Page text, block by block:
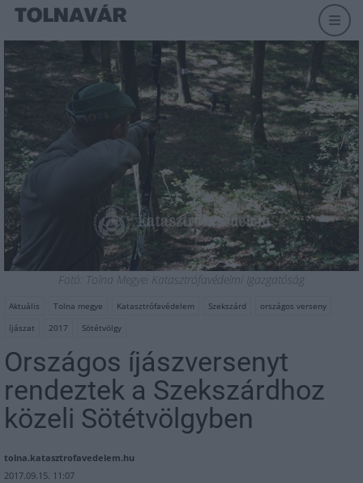
Fotó: Tolna Megyei Katasztrófavédelmi Igazgatóság
Aktuális Tolna megye Katasztrófavédelem Szekszárd
országos verseny
íjászat
2017 Sötétvölgy
Országos íjászversenyt
rendeztek a Szekszárdhoz
közeli Sötétvölgyben
tolna.katasztrofavedelem.hu
2017.09.15. 11:07